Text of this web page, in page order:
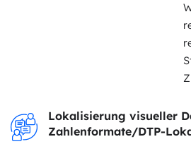
Lokalisierung visueller
Zahlenformate/DTP-